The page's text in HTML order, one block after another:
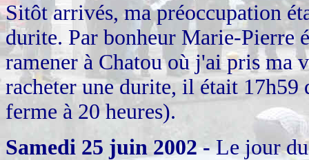
Sitôt arrivés, ma préoccupation
durite. Par bonheur Marie-Pierre
ramener à Chatou où j'ai pris
racheter une durite, il était
ferme à 20 heures).
Samedi 25 juin 2002 -Le jour